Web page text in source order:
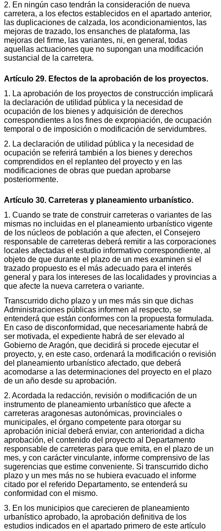
2. En ningún caso tendrán la consideración de nueva
carretera, a los efectos establecidos en el apartado anterior,
las duplicaciones de calzada, los acondicionamientos, las
mejoras de trazado, los ensanches de plataforma, las
mejoras del firme, las variantes, ni, en general, todas
aquellas actuaciones que no supongan una modificación
sustancial de la carretera.
Artículo 29. Efectos de la aprobación de los proyectos.
1. La aprobación de los proyectos de construcción implicará
la declaración de utilidad pública y la necesidad de
ocupación de los bienes y adquisición de derechos
correspondientes a los fines de expropiación, de ocupación
temporal o de imposición o modificación de servidumbres.
2. La declaración de utilidad pública y la necesidad de
ocupación se referirá también a los bienes y derechos
comprendidos en el replanteo del proyecto y en las
modificaciones de obras que puedan aprobarse
posteriormente.
Artículo 30. Carreteras y planeamiento urbanístico.
1. Cuando se trate de construir carreteras o variantes de las
mismas no incluidas en el planeamiento urbanístico vigente
de los núcleos de población a que afecten, el Consejero
responsable de carreteras deberá remitir a las corporaciones
locales afectadas el estudio informativo correspondiente, al
objeto de que durante el plazo de un mes examinen si el
trazado propuesto es el más adecuado para el interés
general y para los intereses de las localidades y provincias a
que afecte la nueva carretera o variante.
Transcurrido dicho plazo y un mes más sin que dichas
Administraciones públicas informen al respecto, se
entenderá que están conformes con la propuesta formulada.
En caso de disconformidad, que necesariamente habrá de
ser motivada, el expediente habrá de ser elevado al
Gobierno de Aragón, que decidirá si procede ejecutar el
proyecto, y, en este caso, ordenará la modificación o revisión
del planeamiento urbanístico afectado, que deberá
acomodarse a las determinaciones del proyecto en el plazo
de un año desde su aprobación.
2. Acordada la redacción, revisión o modificación de un
instrumento de planeamiento urbanístico que afecte a
carreteras aragonesas autonómicas, provinciales o
municipales, el órgano competente para otorgar su
aprobación inicial deberá enviar, con anterioridad a dicha
aprobación, el contenido del proyecto al Departamento
responsable de carreteras para que emita, en el plazo de un
mes, y con carácter vinculante, informe comprensivo de las
sugerencias que estime conveniente. Si transcurrido dicho
plazo y un mes más no se hubiera evacuado el informe
citado por el referido Departamento, se entenderá su
conformidad con el mismo.
3. En los municipios que carecieren de planeamiento
urbanístico aprobado, la aprobación definitiva de los
estudios indicados en el apartado primero de este artículo